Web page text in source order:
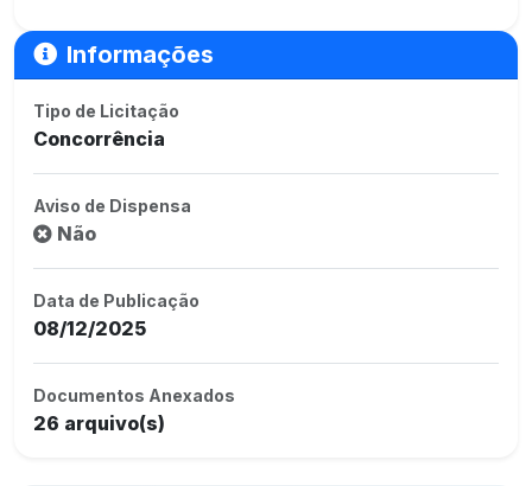
Informações
Tipo de Licitação
Concorrência
Aviso de Dispensa
Não
Data de Publicação
08/12/2025
Documentos Anexados
26 arquivo(s)